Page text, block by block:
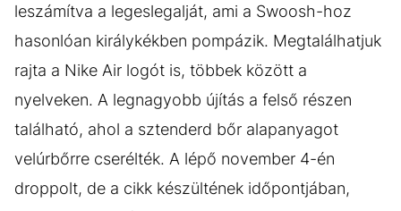
leszámítva a legeslegalját, ami a Swoosh-hoz
hasonlóan királykékben pompázik. Megtalálhatjuk
rajta a Nike Air logót is, többek között a
nyelveken. A legnagyobb újítás a felső részen
található, ahol a sztenderd bőr alapanyagot
velúrbőrre cserélték. A lépő november 4-én
droppolt, de a cikk készültének időpontjában,